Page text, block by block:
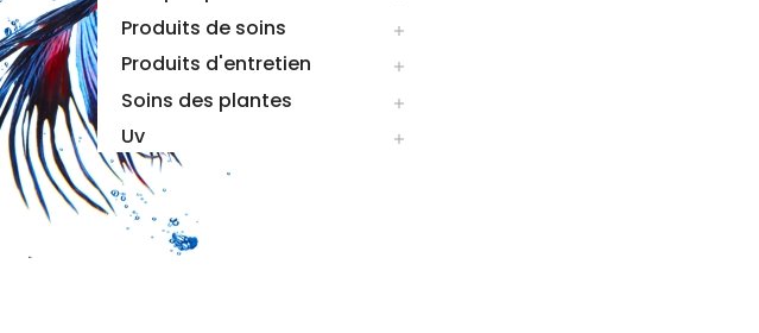
Produits de soins 
Produits d'entretien 
Soins des plantes 
Uv 